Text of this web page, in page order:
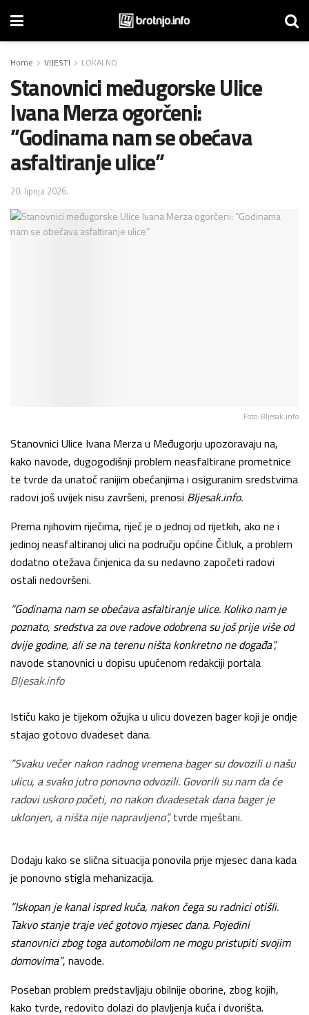
Home VIJESTI LOKALNO
Stanovnici međugorske Ulice
Ivana Merza ogorčeni:
”Godinama nam se obećava
asfaltiranje ulice”
20. lipnja 2026.
Foto: Bljesak.info
Stanovnici Ulice Ivana Merza u Međugorju upozoravaju na,
kako navode, dugogodišnji problem neasfaltirane prometnice
te tvrde da unatoč ranijim obećanjima i osiguranim sredstvima
radovi još uvijek nisu završeni, prenosi Bljesak.info.
Prema njihovim riječima, riječ je o jednoj od rijetkih, ako ne i
jedinoj neasfaltiranoj ulici na području općine Čitluk, a problem
dodatno otežava činjenica da su nedavno započeti radovi
ostali nedovršeni.
”Godinama nam se obećava asfaltiranje ulice. Koliko nam je
poznato, sredstva za ove radove odobrena su još prije više od
dvije godine, ali se na terenu ništa konkretno ne događa”,
navode stanovnici u dopisu upućenom redakciji portala
Bljesak.info
Ističu kako je tijekom ožujka u ulicu dovezen bager koji je ondje
stajao gotovo dvadeset dana.
”Svaku večer nakon radnog vremena bager su dovozili u našu
ulicu, a svako jutro ponovno odvozili. Govorili su nam da će
radovi uskoro početi, no nakon dvadesetak dana bager je
uklonjen, a ništa nije napravljeno”,tvrde mještani.
Dodaju kako se slična situacija ponovila prije mjesec dana kada
je ponovno stigla mehanizacija.
”Iskopan je kanal ispred kuća, nakon čega su radnici otišli.
Takvo stanje traje već gotovo mjesec dana. Pojedini
stanovnici zbog toga automobilom ne mogu pristupiti svojim
domovima”, navode.
Poseban problem predstavljaju obilnije oborine, zbog kojih,
kako tvrde, redovito dolazi do plavljenja kuća i dvorišta.